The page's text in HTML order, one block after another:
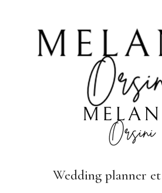
Wedding planner